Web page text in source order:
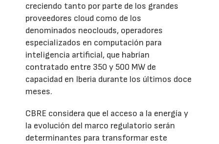
creciendo tanto por parte de los grandes
proveedores cloud como de los
denominados neoclouds, operadores
especializados en computación para
inteligencia artificial, que habrían
contratado entre 350 y 500 MW de
capacidad en Iberia durante los últimos doce
meses.
CBRE considera que el acceso a la energía y
la evolución del marco regulatorio serán
determinantes para transformar este